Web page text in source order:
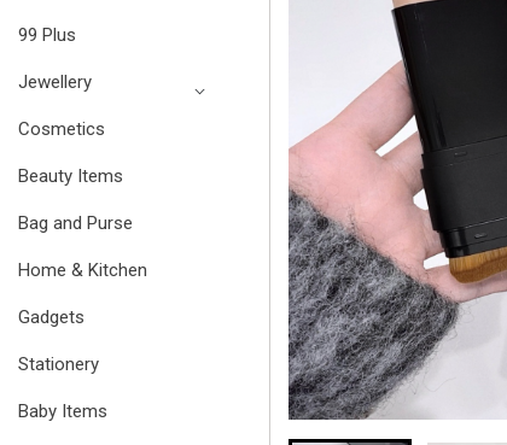
99 Plus
Jewellery
Cosmetics
Beauty Items
Bag and Purse
Home & Kitchen
Gadgets
Stationery
Baby Items